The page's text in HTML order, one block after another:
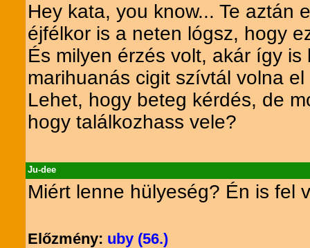
Hey kata, you know... Te aztán
éjfélkor is a neten lógsz, hogy
És milyen érzés volt, akár így
marihuanás cigit szívtál volna
Lehet, hogy beteg kérdés, de
hogy találkozhass vele?
Ju-dee
Miért lenne hülyeség? Én is fel
Előzmény: uby (56.)